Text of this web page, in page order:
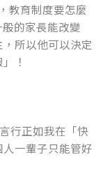
教育制度要怎麼
的家長能改變
所以他可以決定
！
行正如我在「快
一輩子只能管好